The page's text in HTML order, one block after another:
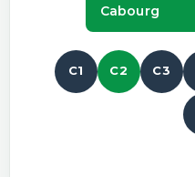
Cabourg
C1 C2 C3